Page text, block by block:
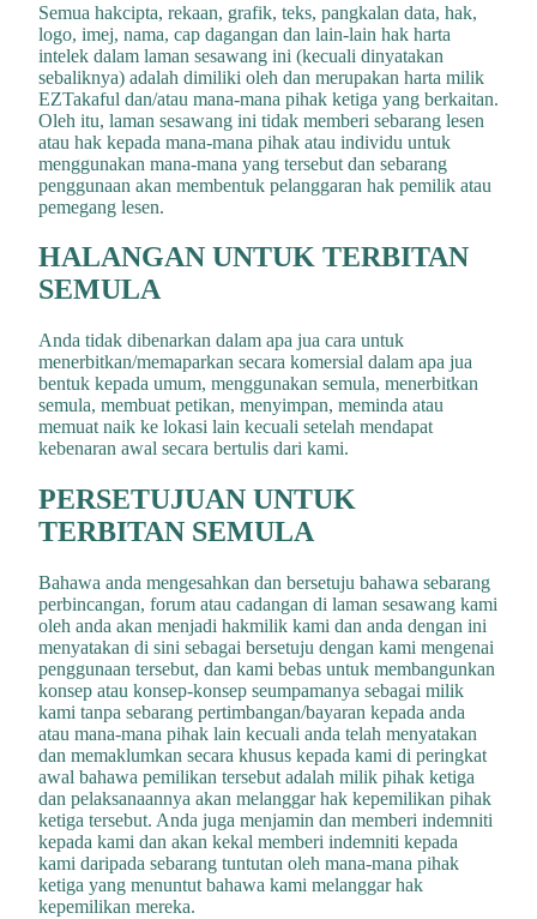
Semua hakcipta, rekaan, grafik, teks, pangkalan data, hak,
logo, imej, nama, cap dagangan dan lain-lain hak harta
intelek dalam laman sesawang ini (kecuali dinyatakan
sebaliknya) adalah dimiliki oleh dan merupakan harta milik
EZTakaful dan/atau mana-mana pihak ketiga yang berkaitan.
Oleh itu, laman sesawang ini tidak memberi sebarang lesen
atau hak kepada mana-mana pihak atau individu untuk
menggunakan mana-mana yang tersebut dan sebarang
penggunaan akan membentuk pelanggaran hak pemilik atau
pemegang lesen.
HALANGAN UNTUK TERBITAN
SEMULA
Anda tidak dibenarkan dalam apa jua cara untuk
menerbitkan/memaparkan secara komersial dalam apa jua
bentuk kepada umum, menggunakan semula, menerbitkan
semula, membuat petikan, menyimpan, meminda atau
memuat naik ke lokasi lain kecuali setelah mendapat
kebenaran awal secara bertulis dari kami.
PERSETUJUAN UNTUK
TERBITAN SEMULA
Bahawa anda mengesahkan dan bersetuju bahawa sebarang
perbincangan, forum atau cadangan di laman sesawang kami
oleh anda akan menjadi hakmilik kami dan anda dengan ini
menyatakan di sini sebagai bersetuju dengan kami mengenai
penggunaan tersebut, dan kami bebas untuk membangunkan
konsep atau konsep-konsep seumpamanya sebagai milik
kami tanpa sebarang pertimbangan/bayaran kepada anda
atau mana-mana pihak lain kecuali anda telah menyatakan
dan memaklumkan secara khusus kepada kami di peringkat
awal bahawa pemilikan tersebut adalah milik pihak ketiga
dan pelaksanaannya akan melanggar hak kepemilikan pihak
ketiga tersebut. Anda juga menjamin dan memberi indemniti
kepada kami dan akan kekal memberi indemniti kepada
kami daripada sebarang tuntutan oleh mana-mana pihak
ketiga yang menuntut bahawa kami melanggar hak
kepemilikan mereka.